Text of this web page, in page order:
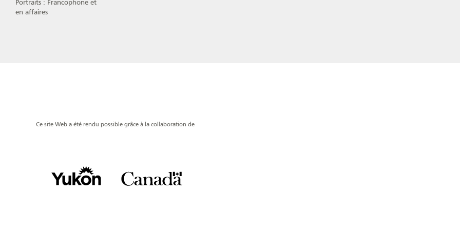
Portraits : Francophone et
en affaires
Ce site Web a été rendu possible grâce à la collaboration de